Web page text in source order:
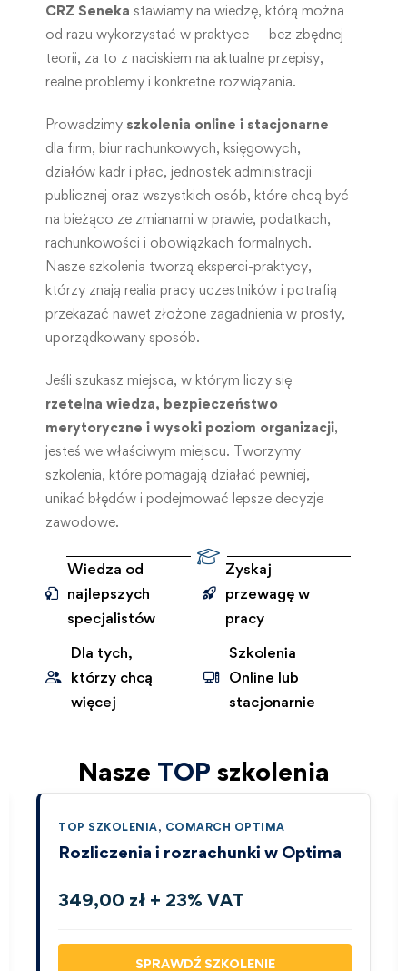
CRZ Seneka stawiamy na wiedzę, którą można
od razu wykorzystać w praktyce — bez zbędnej
teorii, za to z naciskiem na aktualne przepisy,
realne problemy i konkretne rozwiązania.
Prowadzimy szkolenia online i stacjonarne
dla firm, biur rachunkowych, księgowych,
działów kadr i płac, jednostek administracji
publicznej oraz wszystkich osób, które chcą być
na bieżąco ze zmianami w prawie, podatkach,
rachunkowości i obowiązkach formalnych.
Nasze szkolenia tworzą eksperci-praktycy,
którzy znają realia pracy uczestników i potrafią
przekazać nawet złożone zagadnienia w prosty,
uporządkowany sposób.
Jeśli szukasz miejsca, w którym liczy się
rzetelna wiedza, bezpieczeństwo
merytoryczne i wysoki poziom organizacji,
jesteś we właściwym miejscu. Tworzymy
szkolenia, które pomagają działać pewniej,
unikać błędów i podejmować lepsze decyzje
zawodowe.
Wiedza od
najlepszych
specjalistów
Zyskaj
przewagę w
pracy
Dla tych,
którzy chcą
więcej
Szkolenia
Online lub
stacjonarnie
Nasze TOP szkolenia
TOP SZKOLENIA, COMARCH OPTIMA
Rozliczenia i rozrachunki w Optima
349,00 zł + 23% VAT
SPRAWDŹ SZKOLENIE